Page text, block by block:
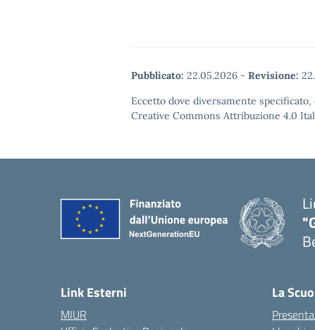
Pubblicato: 22.05.2026 - Revisione:
Eccetto dove diversamente
Creative Commons Attribuzione 4.0
Link Esterni
MIUR
La